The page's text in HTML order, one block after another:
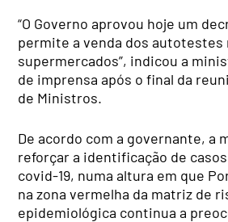
“O Governo aprovou hoje um
permite a venda dos autotestes
supermercados”, indicou a
de imprensa após o final da
de Ministros.
De acordo com a governante, a
reforçar a identificação de
covid-19, numa altura em que
na zona vermelha da matriz de
epidemiológica continua a